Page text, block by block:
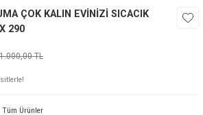
ÇOK KALIN EVİNİZİ SICACIK
290
TL
Tüm Ürünler